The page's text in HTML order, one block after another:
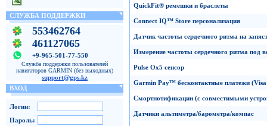
СЛУЖБА ПОДДЕРЖКИ
553462764
461127065
+9-965-501-77-550
Служба поддержки пользователей
навигаторов GARMIN (без выходных)
support@gps.kz
ВХОД
Логин:
Пароль:
QuickFit® ремешки и браслеты
Connect IQ™ Store персонализация
Датчик частоты сердечного ритма на
Измерение частоты сердечного ритма под
Pulse Ox5 сенсор
Garmin Pay™ бесконтактные платежи
Смортнотификации (с совместимыми
Датчики альтиметра/барометра/компас